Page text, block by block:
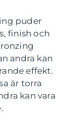
puder
finish och
andra kan
effekt.
är torra
kan vara